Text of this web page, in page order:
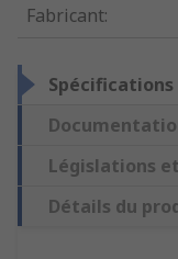
Fabricant:
Spécifications
Législations
Détails du